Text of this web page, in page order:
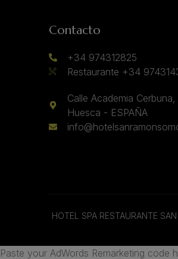
Contacto
+34 974312825
Restaurante +34
Calle Academia
Huesca - ESPAÑA
HOTEL SPA RESTAURANTE
Paste your AdWords Remarketing code